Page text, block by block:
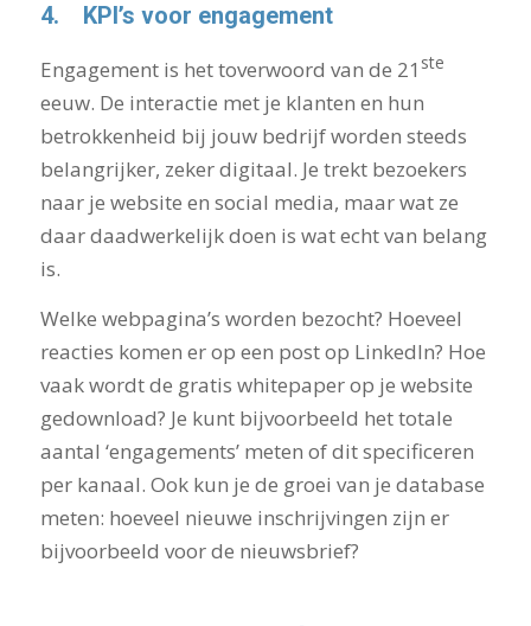
4. KPI’s voor engagement
Engagement is het toverwoord van de 21 ste
eeuw. De interactie met je klanten en hun
betrokkenheid bij jouw bedrijf worden steeds
belangrijker, zeker digitaal. Je trekt bezoekers
naar je website en social media, maar wat ze
daar daadwerkelijk doen is wat echt van belang
is.
Welke webpagina’s worden bezocht? Hoeveel
reacties komen er op een post op LinkedIn? Hoe
vaak wordt de gratis whitepaper op je website
gedownload? Je kunt bijvoorbeeld het totale
aantal ‘engagements’ meten of dit specificeren
per kanaal. Ook kun je de groei van je database
meten: hoeveel nieuwe inschrijvingen zijn er
bijvoorbeeld voor de nieuwsbrief?